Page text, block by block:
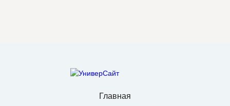
Главная